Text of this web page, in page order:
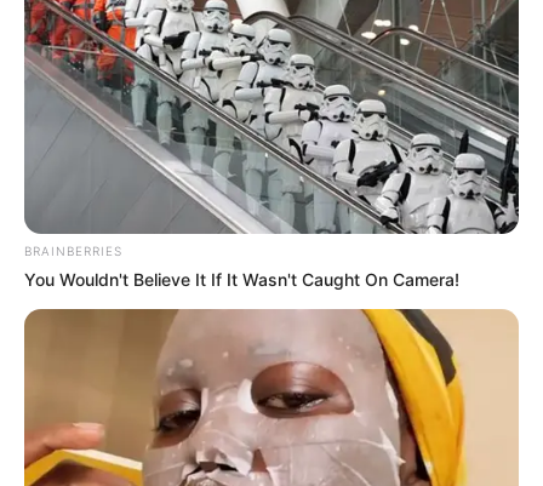
BRAINBERRIES
You Wouldn't Believe It If It Wasn't Caught On Camera!